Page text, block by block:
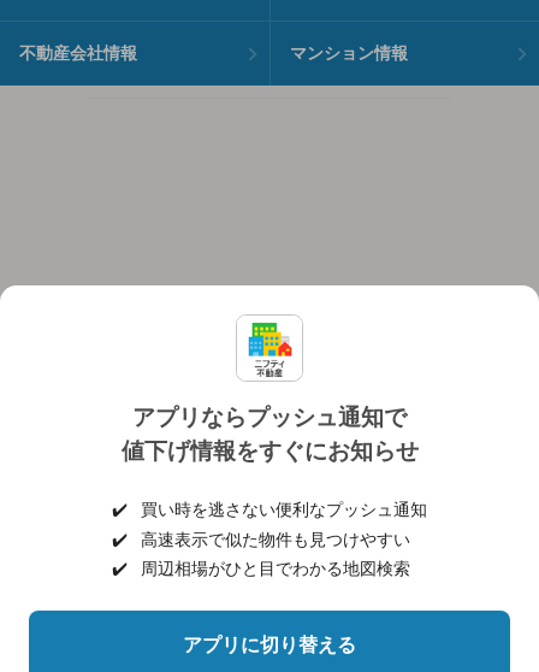
アプリならプッシュ通知で
値下げ情報をすぐにお知らせ
✔️
買い時を逃さない便利なプッシュ通知
✔️
高速表示で似た物件も見つけやすい
✔️
周辺相場がひと目でわかる地図検索
アプリに切り替える
不動産会社情報 マンション情報
個人情報保護ポリシー 利用規約
ヘルプ・お問い合わせ 採用情報
©NIFTY Lifestyle Co., Ltd.